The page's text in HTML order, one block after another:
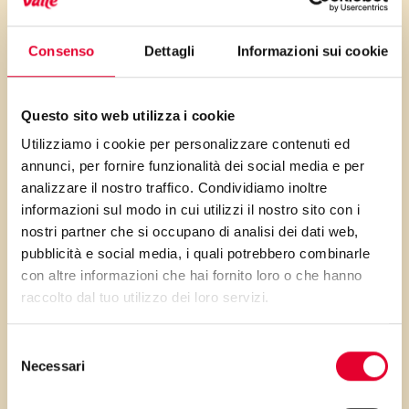
Consenso Dettagli Informazioni sui cookie
Questo sito web utilizza i cookie
Utilizziamo i cookie per personalizzare contenuti ed
annunci, per fornire funzionalità dei social media e per
analizzare il nostro traffico. Condividiamo inoltre
informazioni sul modo in cui utilizzi il nostro sito con i
nostri partner che si occupano di analisi dei dati web,
pubblicità e social media, i quali potrebbero combinarle
con altre informazioni che hai fornito loro o che hanno
raccolto dal tuo utilizzo dei loro servizi.
delNecessari
risotti. Un piatto perfetto per
ogni occasione.
PRIMA GLI
INGREDIENTI
...poi clicca sui numeri a lato per scorrere
i passaggi della ricetta.